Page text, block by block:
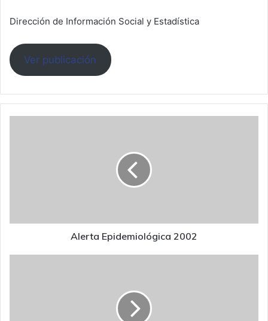
Dirección de Información Social y Estadística
Ver publicación
Alerta Epidemiológica 2002